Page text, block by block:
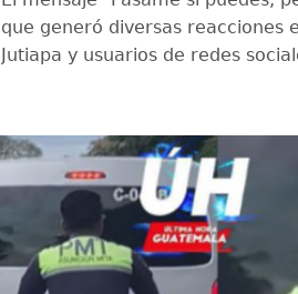
que generó diversas reacciones
Jutiapa y usuarios de redes